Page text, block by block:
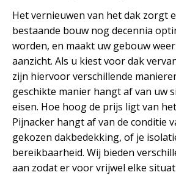
Het vernieuwen van het dak zorgt
bestaande bouw nog decennia
worden, en maakt uw gebouw
aanzicht. Als u kiest voor dak
zijn hiervoor verschillende
geschikte manier hangt af van uw
eisen. Hoe hoog de prijs ligt van
Pijnacker hangt af van de conditie
gekozen dakbedekking, of je
bereikbaarheid. Wij bieden
aan zodat er voor vrijwel elke